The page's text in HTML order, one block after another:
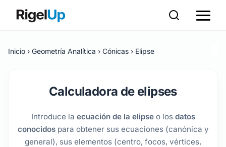
Inicio Geometría Analítica Cónicas Elipse
Calculadora de elipses
Introduce la ecuación de la elipseo los datos
conocidospara obtener sus ecuaciones (canónica y
general), sus elementos (centro, focos, vértices,